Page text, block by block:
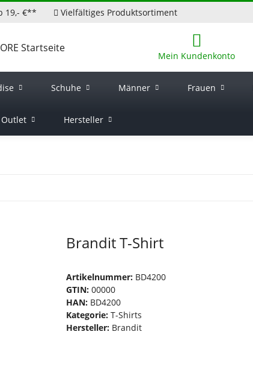
19,- €** Vielfältiges Produktsortiment
Mein Kundenkonto
Schuhe Männer Frauen
Outlet Hersteller
Brandit T-Shirt
Artikelnummer: BD4200
GTIN: 00000
HAN: BD4200
Kategorie: T-Shirts
Hersteller: Brandit